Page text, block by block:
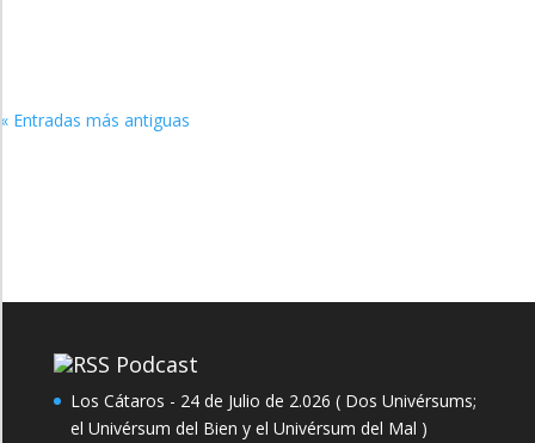
« Entradas más antiguas
Podcast
Los Cátaros - 24 de Julio de 2.026 ( Dos Univérsums;
el Univérsum del Bien y el Univérsum del Mal )